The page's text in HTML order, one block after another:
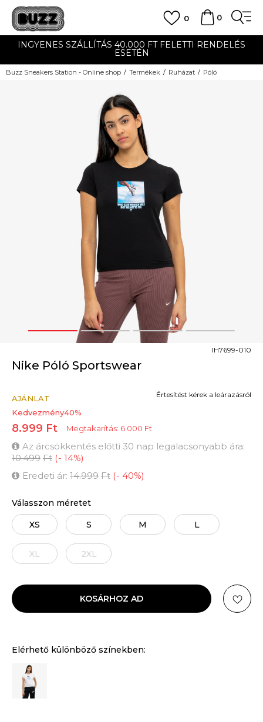
0
0
INGYENES SZÁLLÍTÁS 40.000 FT FELETTI RENDELÉS
ESETÉN
Buzz Sneakers Station - Online shop Termékek Ruházat Póló
1 2 3 4
Nike Póló Sportswear
IH7699-010
AJÁNLAT
Kedvezmény40%
8.999 Ft Megtakarítás: 6.000 Ft
Az árcsökkentés előtti 30 nap legalacsonyabb ára:
10.499 Ft (- 14%)
Eredeti ár: 14.999 Ft (- 40%)
Értesítést kérek a leárazásról
Válasszon méretet
XS S M L
XL 2XL
KOSÁRHOZ AD
Elérhető különböző színekben: